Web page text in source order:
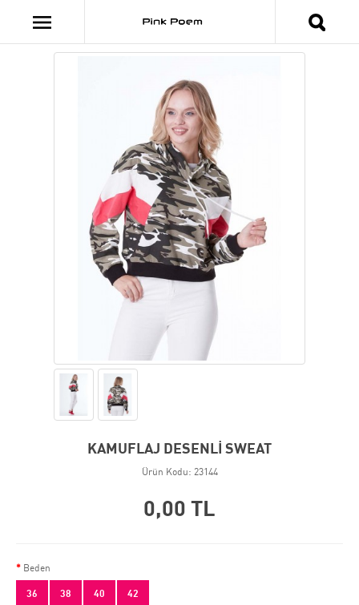
KAMUFLAJ DESENLİ SWEAT
Ürün Kodu: 23144
0,00 TL
Beden
36 38 40 42